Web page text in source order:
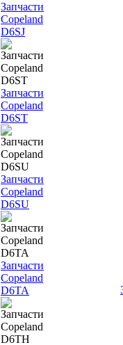
Запчасти
Copeland
D6SJ
Запчасти
Copeland
D6ST
Запчасти
Copeland
D6SU
Запчасти
Copeland
D6TA